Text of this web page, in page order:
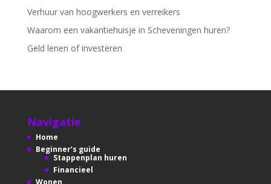
Verhuur van hoogwerkers en verreikers
Waarom een vakantiehuisje in Scheveningen huren?
Geld lenen of investeren
Navigatie
Home
Beginner’s guide
Stappenplan huren
Financieel
Wonen